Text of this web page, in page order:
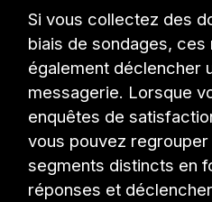
Si vous collectez des
biais de sondages,
également déclencher
messagerie. Lorsque
enquêtes de
vous pouvez
segments distincts en
réponses et